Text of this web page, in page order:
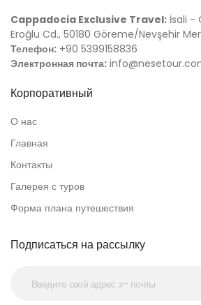
Cappadocia Exclusive Travel: İsali -
Eroğlu Cd., 50180 Göreme/Nevşehir
Телефон: +90 5399158836
Электронная почта:
Корпоративный
О нас
Главная
Контакты
Галерея с туров
Форма плана путешествия
Подписаться на рассылку